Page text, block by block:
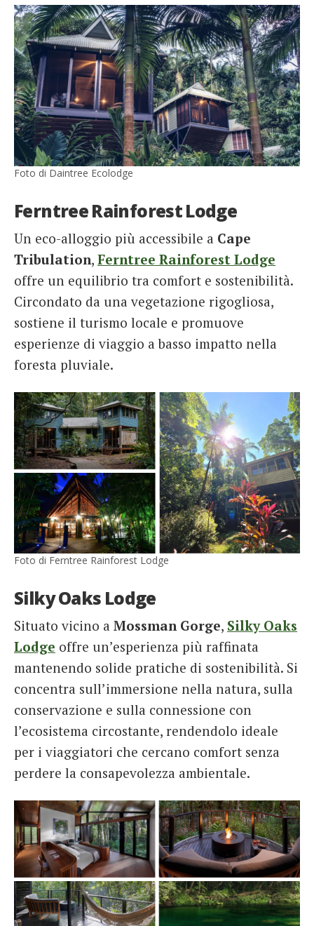
Foto di Daintree Ecolodge
Ferntree Rainforest Lodge
Un eco-alloggio più accessibile a Cape
Tribulation, Ferntree Rainforest Lodge
offre un equilibrio tra comfort e sostenibilità.
Circondato da una vegetazione rigogliosa,
sostiene il turismo locale e promuove
esperienze di viaggio a basso impatto nella
foresta pluviale.
Foto di Ferntree Rainforest Lodge
Silky Oaks Lodge
Situato vicino a Mossman Gorge, Silky Oaks
Lodge offre un’esperienza più raffinata
mantenendo solide pratiche di sostenibilità. Si
concentra sull’immersione nella natura, sulla
conservazione e sulla connessione con
l’ecosistema circostante, rendendolo ideale
per i viaggiatori che cercano comfort senza
perdere la consapevolezza ambientale.